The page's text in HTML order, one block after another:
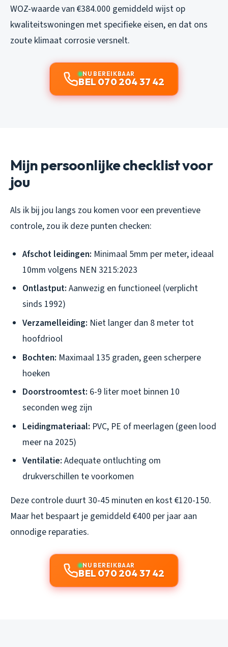
WOZ-waarde van €384.000 gemiddeld wijst op
kwaliteitswoningen met specifieke eisen, en dat ons
zoute klimaat corrosie versnelt.
NU BEREIKBAAR
BEL 070 204 37 42
Mijn persoonlijke checklist voor
jou
Als ik bij jou langs zou komen voor een preventieve
controle, zou ik deze punten checken:
Afschot leidingen: Minimaal 5mm per meter, ideaal
10mm volgens NEN 3215:2023
Ontlastput: Aanwezig en functioneel (verplicht
sinds 1992)
Verzamelleiding: Niet langer dan 8 meter tot
hoofdriool
Bochten: Maximaal 135 graden, geen scherpere
hoeken
Doorstroomtest: 6-9 liter moet binnen 10
seconden weg zijn
Leidingmateriaal: PVC, PE of meerlagen (geen lood
meer na 2025)
Ventilatie: Adequate ontluchting om
drukverschillen te voorkomen
Deze controle duurt 30-45 minuten en kost €120-150.
Maar het bespaart je gemiddeld €400 per jaar aan
onnodige reparaties.
NU BEREIKBAAR
BEL 070 204 37 42